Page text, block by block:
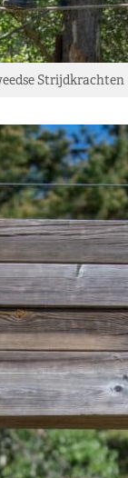
Strijdkrachten